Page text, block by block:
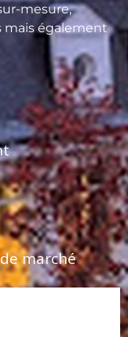
mesure,
mais également
marché